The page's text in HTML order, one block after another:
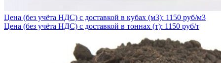
Цена (без учёта НДС) с доставкой в кубах (м3): 1150 руб/м3
Цена (без учёта НДС) с доставкой в тоннах (т): 1150 руб/т